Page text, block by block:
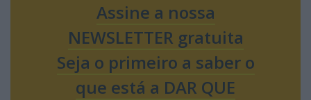
Assine a nossa
NEWSLETTER gratuita
Seja o primeiro a saber o
que está a DAR QUE